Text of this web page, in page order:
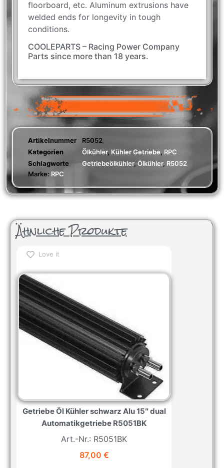
floorboard, etc. Aluminum extrusions have
welded ends for longevity in tough
conditions.
COOLEPARTS – Racing Power Company
Parts since more than 18 years.
Artikelnummer
R5052
Kategorien
Ölkühler, Kühler Getriebe, RPC
Schlagworte
Getriebeölkühler, Ölkühler, R5052
Marke: RPC
Ähnliche Produkte
Love it
Getriebe Öl Kühler schwarz Alu 15″ dual
Automatikgetriebe R5051BK
Art.-Nr.: R5051BK
87,00 €